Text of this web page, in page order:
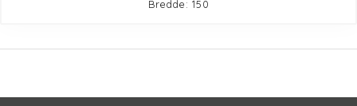
Bredde: 150